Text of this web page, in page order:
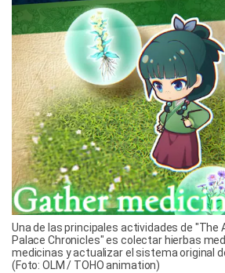
Una de las principales actividades de "The
Palace Chronicles" es colectar hierbas
medicinas y actualizar el sistema original
(Foto: OLM / TOHO animation)